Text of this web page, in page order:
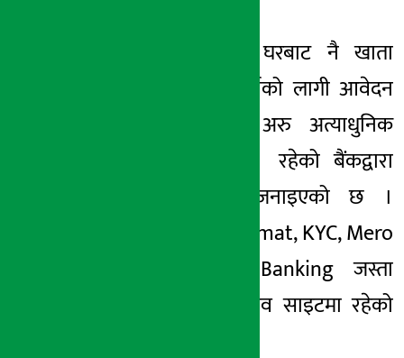
उक्त वेवसाइटबाट घरबाट नै खाता
खोल्न मिल्ने , कर्जाको लागी आवेदन
दिन मिल्ने तथा अरु अत्याधुनिक
सुविधाहरु उपलब्ध रहेको बैंकद्वारा
जारी विज्ञप्तिमा जनाइएको छ ।
Online ASBA, Demat, KYC, Mero
Share, Smart Banking जस्ता
आकर्षणहरु उक्त वेव साइटमा रहेको